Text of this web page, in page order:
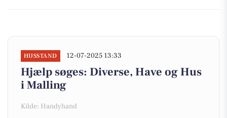
HUSSTAND 12-07-2025 13:33
Hjælp søges: Diverse, Have og Hus
i Malling
Kilde: Handyhand